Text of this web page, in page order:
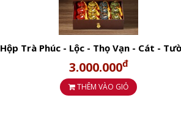
Hộp Trà Phúc - Lộc - Thọ Vạn - Cát -
Hộp quà bọc da cao cấp Trà đen Jin
3.000.000đ
THÊM VÀO GIỎ